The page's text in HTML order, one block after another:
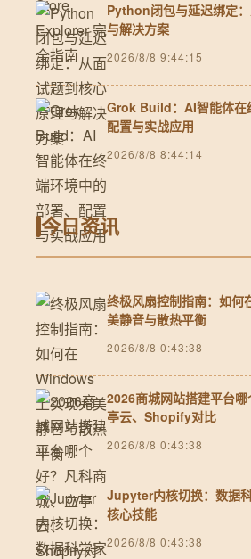
Python闭包与延迟绑定
与解决方案
2026/8/8 9:44:15
Grok Build：AI智能体在
配置与实战应用
2026/8/8 8:44:14
今日资讯
终极风扇控制指南：如
美静音与散热平衡
2026/8/8 0:43:38
2026商城网站搭建平台
亭云、Shopify对比
2026/8/8 0:43:38
Jupyter内核切换：数据
核心技能
2026/8/8 0:43:38